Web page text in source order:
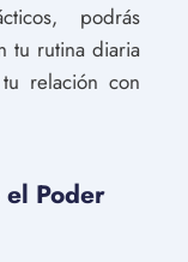
podrás
tu rutina diaria
relación con
Poder